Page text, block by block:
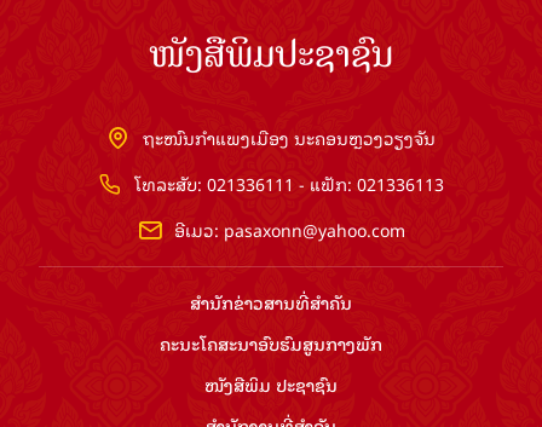
ໜັງສືພິມປະຊາຊົນ
ຖະໜົນກຳແພງເມືອງ ນະຄອນຫຼວງວຽງຈັນ
ໂທລະສັບ: 021336111 - ແຟັກ: 021336113
ອີເມວ: pasaxonn@yahoo.com
ສຳ​ນັກ​ຂ່າວ​ສານ​ທີ່​ສຳ​ຄັນ​
ຄະນະໂຄສະນາອົບຮົມ​ສູນ​ກາງ​ພັກ
ໜັງສືພິມ ປະ​ຊາ​ຊົນ